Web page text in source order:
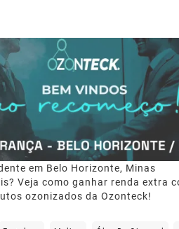
em Belo Horizonte, Minas
Veja como ganhar renda extra
ozonizados da Ozonteck!